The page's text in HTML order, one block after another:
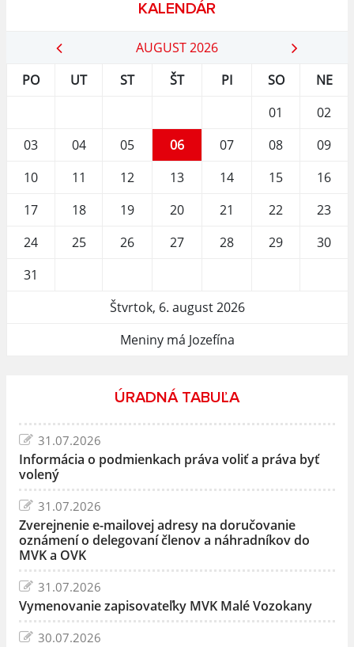
KALENDÁR
AUGUST 2026
PO
UT ST ŠT PI SO
NE
01
02
03
04 05 06 07 08
09
10
11 12 13 14 15
16
17
18 19 20 21 22
23
24
25 26 27 28 29
30
31
Štvrtok, 6. august 2026
Meniny má Jozefína
ÚRADNÁ TABUĽA
31.07.2026
Informácia o podmienkach práva voliť a práva byť
volený
31.07.2026
Zverejnenie e-mailovej adresy na doručovanie
oznámení o delegovaní členov a náhradníkov do
MVK a OVK
31.07.2026
Vymenovanie zapisovateľky MVK Malé Vozokany
30.07.2026